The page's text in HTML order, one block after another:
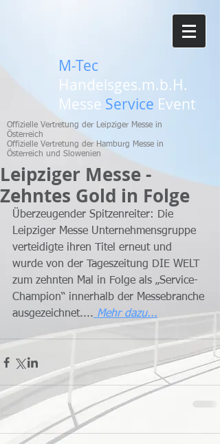
M-Tec
Handelsges.m.b.H.
Messe Service Event
Offizielle Vertretung der Leipziger Messe in
Österreich
Offizielle Vertretung der Hamburg Messe in
Österreich und Slowenien
Leipziger Messe -
Zehntes Gold in Folge
Überzeugender Spitzenreiter: Die
Leipziger Messe Unternehmensgruppe
verteidigte ihren Titel erneut und
wurde von der Tageszeitung DIE WELT
zum zehnten Mal in Folge als „Service-
Champion“ innerhalb der Messebranche
ausgezeichnet.... Mehr dazu...